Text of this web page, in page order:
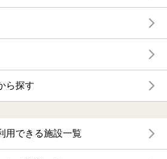
ら探す
用できる施設一覧